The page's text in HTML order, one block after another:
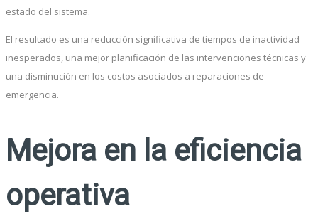
estado del sistema.
El resultado es una reducción significativa de tiempos de inactividad
inesperados, una mejor planificación de las intervenciones técnicas y
una disminución en los costos asociados a reparaciones de
emergencia.
Mejora en la eficiencia
operativa